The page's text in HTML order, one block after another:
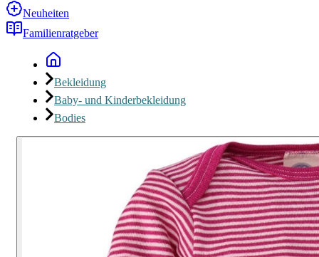
Neuheiten
Familienratgeber
Bekleidung
Baby- und Kinderbekleidung
Bodies